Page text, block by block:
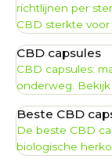
richtlijnen per
CBD sterkte voor
CBD capsules
CBD capsules:
onderweg. Bekijk
Beste CBD
De beste CBD
biologische